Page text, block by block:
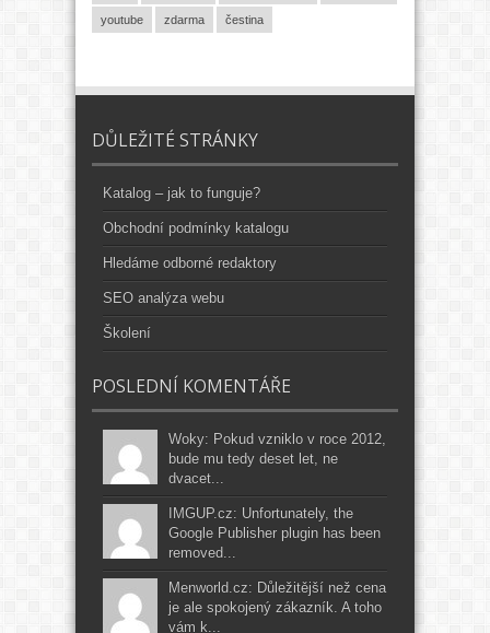
youtube zdarma čestina
DŮLEŽITÉ STRÁNKY
Katalog – jak to funguje?
Obchodní podmínky katalogu
Hledáme odborné redaktory
SEO analýza webu
Školení
POSLEDNÍ KOMENTÁŘE
Woky: Pokud vzniklo v roce 2012,
bude mu tedy deset let, ne
dvacet...
IMGUP.cz: Unfortunately, the
Google Publisher plugin has been
removed...
Menworld.cz: Důležitější než cena
je ale spokojený zákazník. A toho
vám k...